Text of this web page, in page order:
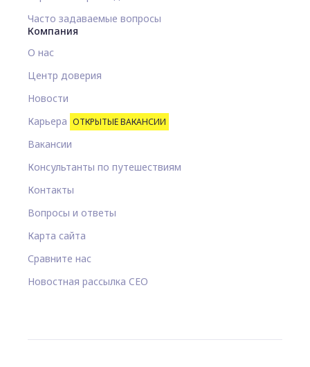
Часто задаваемые вопросы
Компания
О нас
Центр доверия
Новости
Карьера ОТКРЫТЫЕ ВАКАНСИИ
Вакансии
Консультанты по путешествиям
Контакты
Вопросы и ответы
Карта сайта
Сравните нас
Новостная рассылка CEO